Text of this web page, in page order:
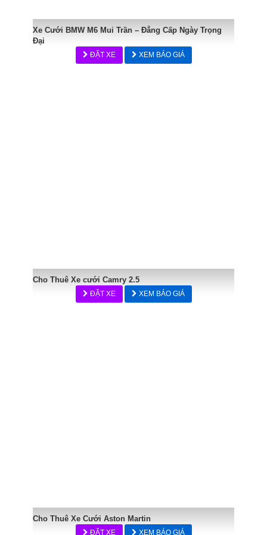
Xe Cưới BMW M6 Mui Trần – Đẳng Cấp Ngày Trọng
Đại
ĐẶT XE XEM BÁO GIÁ
Cho Thuê Xe cưới Camry 2.5
ĐẶT XE XEM BÁO GIÁ
Cho Thuê Xe Cưới Aston Martin
ĐẶT XE XEM BÁO GIÁ